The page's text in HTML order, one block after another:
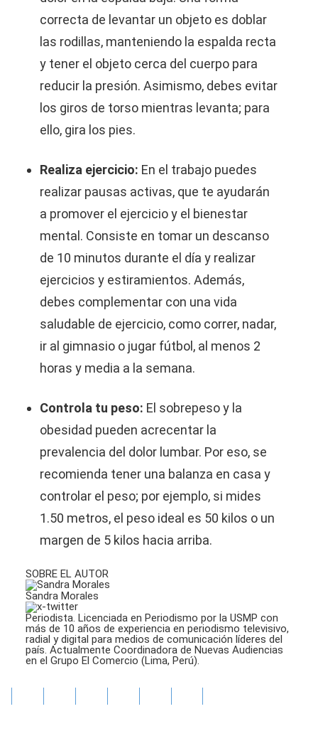
correcta de levantar un objeto es doblar
las rodillas, manteniendo la espalda recta
y tener el objeto cerca del cuerpo para
reducir la presión. Asimismo, debes evitar
los giros de torso mientras levanta; para
ello, gira los pies.
Realiza ejercicio: En el trabajo puedes
realizar pausas activas, que te ayudarán
a promover el ejercicio y el bienestar
mental. Consiste en tomar un descanso
de 10 minutos durante el día y realizar
ejercicios y estiramientos. Además,
debes complementar con una vida
saludable de ejercicio, como correr, nadar,
ir al gimnasio o jugar fútbol, al menos 2
horas y media a la semana.
Controla tu peso: El sobrepeso y la
obesidad pueden acrecentar la
prevalencia del dolor lumbar. Por eso, se
recomienda tener una balanza en casa y
controlar el peso; por ejemplo, si mides
1.50 metros, el peso ideal es 50 kilos o un
margen de 5 kilos hacia arriba.
SOBRE EL AUTOR
Sandra Morales
Periodista. Licenciada en Periodismo por la USMP con
más de 10 años de experiencia en periodismo televisivo,
radial y digital para medios de comunicación líderes del
país. Actualmente Coordinadora de Nuevas Audiencias
en el Grupo El Comercio (Lima, Perú).